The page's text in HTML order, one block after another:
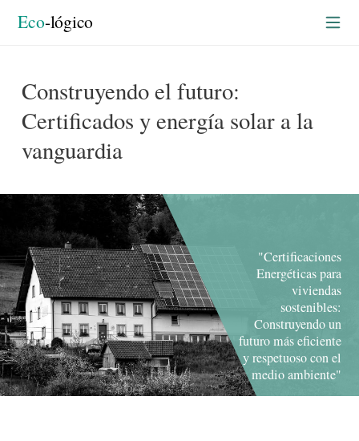
Eco-lógico
Construyendo en verde
Construyendo el futuro:
Certificados y energía solar a la
vanguardia
"Certificaciones
Energéticas para
viviendas
sostenibles:
Construyendo un
futuro más eficiente
y respetuoso con el
medio ambiente"